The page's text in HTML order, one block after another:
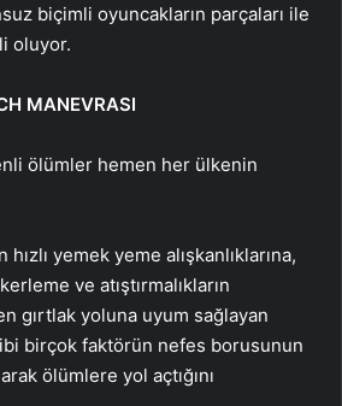
biçimli oyuncakların parçaları ile
oluyor.
MANEVRASI
ölümler hemen her ülkenin
yemek yeme alışkanlıklarına,
ve atıştırmalıkların
gırtlak yoluna uyum sağlayan
birçok faktörün nefes borusunun
ölümlere yol açtığını